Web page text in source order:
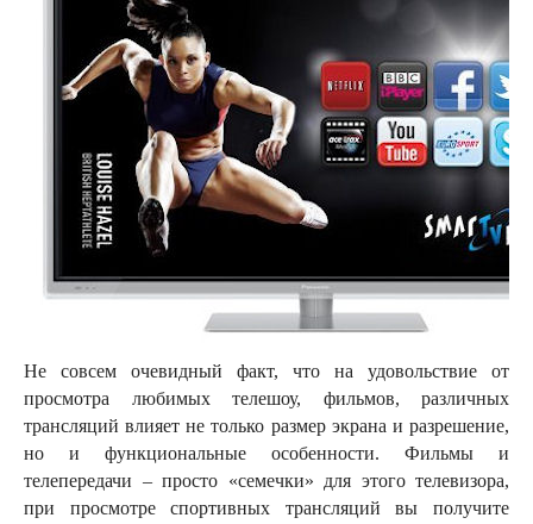
Не совсем очевидный факт, что на удовольствие от
просмотра любимых телешоу, фильмов, различных
трансляций влияет не только размер экрана и разрешение,
но и функциональные особенности. Фильмы и
телепередачи – просто «семечки» для этого телевизора,
при просмотре спортивных трансляций вы получите